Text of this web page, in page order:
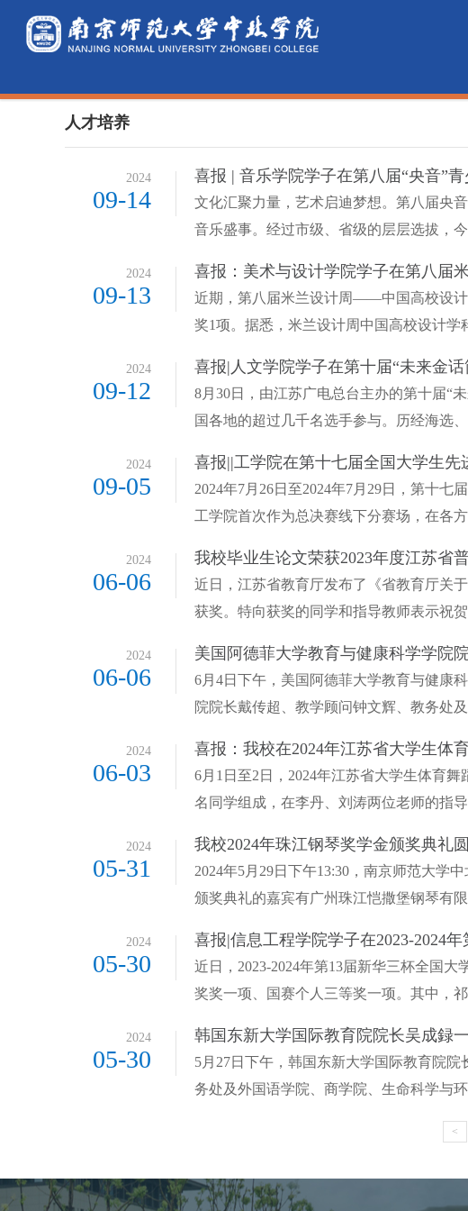
人才培养
2024
09-14
喜报 | 音乐学院学子在第八届“央音”
文化汇聚力量，艺术启迪梦想。第八届央
音乐盛事。经过市级、省级的层层选拔，
2024
09-13
喜报：美术与设计学院学子在第八
近期，第八届米兰设计周——中国高校设计
奖1项。据悉，米兰设计周中国高校设计学
2024
09-12
喜报|人文学院学子在第十届“未来金
8月30日，由江苏广电总台主办的第十届“
国各地的超过几千名选手参与。历经海选
2024
09-05
喜报||工学院在第十七届全国大学生
2024年7月26日至2024年7月29日，第十七
工学院首次作为总决赛线下分赛场，在各
2024
06-06
我校毕业生论文荣获2023年度江苏省
近日，江苏省教育厅发布了《省教育厅关
获奖。特向获奖的同学和指导教师表示祝
2024
06-06
美国阿德菲大学教育与健康科学学院
6月4日下午，美国阿德菲大学教育与健康
院院长戴传超、教学顾问钟文辉、教务处
2024
06-03
喜报：我校在2024年江苏省大学生体
6月1日至2日，2024年江苏省大学生体育
名同学组成，在李丹、刘涛两位老师的指
2024
05-31
我校2024年珠江钢琴奖学金颁奖典礼
2024年5月29日下午13:30，南京师范大学
颁奖典礼的嘉宾有广州珠江恺撒堡钢琴有
2024
05-30
喜报|信息工程学院学子在2023-2024
近日，2023-2024年第13届新华三杯全国
奖奖一项、国赛个人三等奖一项。其中，
2024
05-30
韩国东新大学国际教育院院长吴成録
5月27日下午，韩国东新大学国际教育院
务处及外国语学院、商学院、生命科学与
<